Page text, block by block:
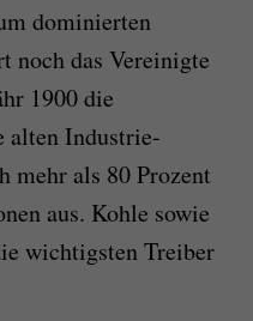
dominierten
noch das Vereinigte
1900 die
alten Industrie-
mehr als 80 Prozent
aus. Kohle sowie
wichtigsten Treiber